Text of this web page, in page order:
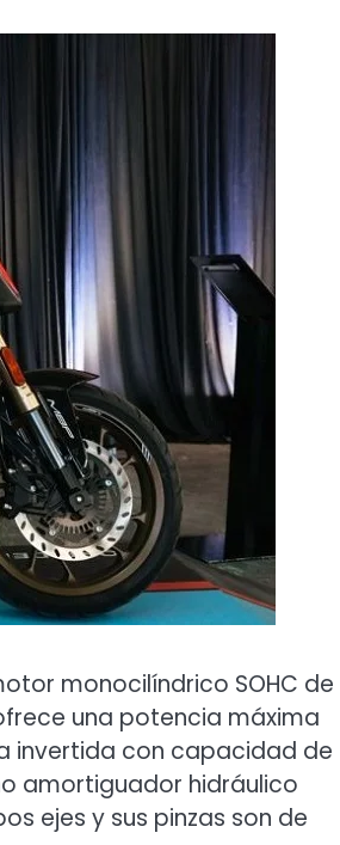
monocilíndrico SOHC de
una potencia máxima
invertida con capacidad de
amortiguador hidráulico
ejes y sus pinzas son de